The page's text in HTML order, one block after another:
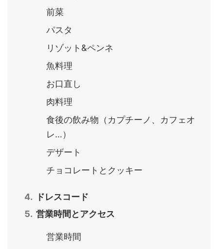
前菜
パスタ
リゾット&ペンネ
魚料理
お口直し
肉料理
食後の飲み物（カプチーノ、カフェオ
レ…）
デザート
チョコレートとクッキー
ドレスコード
営業時間とアクセス
営業時間